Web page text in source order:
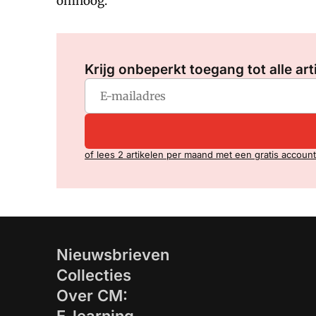
Krijg onbeperkt toegang tot alle
of lees 2 artikelen per maand met een gratis account
Nieuwsbrieven
Collecties
Over CM: